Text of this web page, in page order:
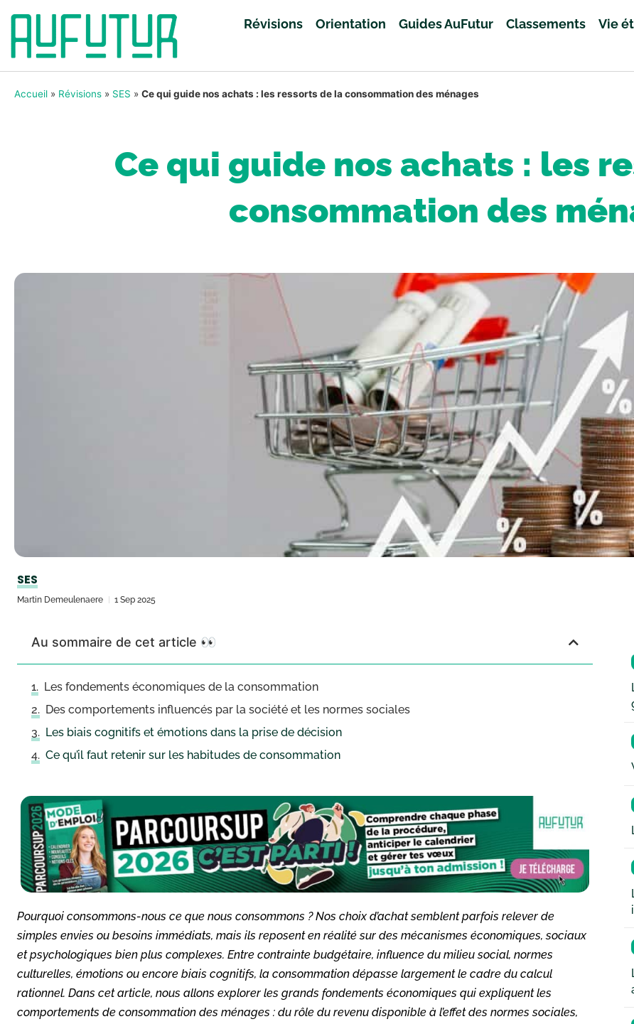
Révisions Orientation Guides AuFutur Classements Vie
Accueil » Révisions » SES » Ce qui guide nos achats : les ressorts de la consommation des ménages
Ce qui guide nos achats : les
consommation des
SES
Martin Demeulenaere 1 Sep 2025
Au sommaire de cet article 👀
Les fondements économiques de la consommation
Des comportements influencés par la société et les normes sociales
Les biais cognitifs et émotions dans la prise de décision
Ce qu’il faut retenir sur les habitudes de consommation
Pourquoi consommons-nous ce que nous consommons ? Nos choix d’achat semblent parfois relever de
simples envies ou besoins immédiats, mais ils reposent en réalité sur des mécanismes économiques, sociaux
et psychologiques bien plus complexes. Entre contrainte budgétaire, influence du milieu social, normes
culturelles, émotions ou encore biais cognitifs, la consommation dépasse largement le cadre du calcul
rationnel. Dans cet article, nous allons explorer les grands fondements économiques qui expliquent les
comportements de consommation des ménages : du rôle du revenu disponible à l’effet des normes sociales,